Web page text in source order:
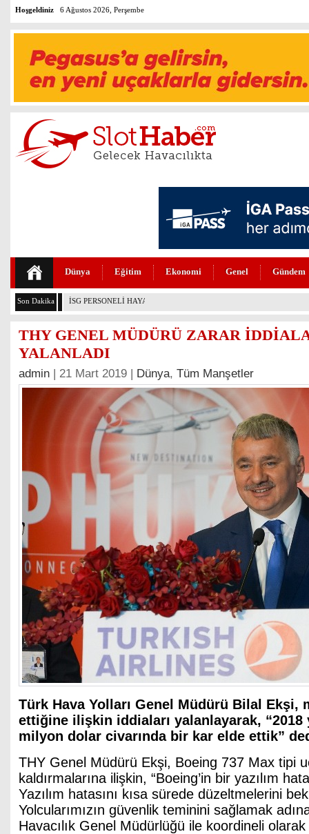
Hoşgeldiniz 6 Ağustos 2026, Perşembe
Dünya Eğitim Ekonomi Genel Gündem
Son Dakika İSG PERSONELİ HAYAT KURTARDI
THY GENEL MÜDÜRÜ ZARAR
YALANLADI
admin | 21 Mart 2019 | Dünya, Tüm Manşetler
Türk Hava Yolları Genel Müdürü Bilal
ettiğine ilişkin iddiaları yalanlayarak, “2018
milyon dolar civarında bir kar elde ettik”
THY Genel Müdürü Ekşi, Boeing 737 Max tipi
kaldırmalarına ilişkin, “Boeing’in bir yazılım
Yazılım hatasını kısa sürede düzeltmelerini
Yolcularımızın güvenlik teminini sağlamak
Havacılık Genel Müdürlüğü ile koordineli